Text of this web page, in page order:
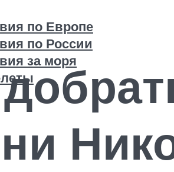
по Европе
по России
за моря